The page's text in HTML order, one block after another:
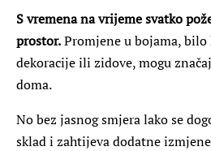
S vremena na vrijeme svatko
prostor.Promjene u bojama,
dekoracije ili zidove, mogu
doma.
No bez jasnog smjera lako se
sklad i zahtijeva dodatne